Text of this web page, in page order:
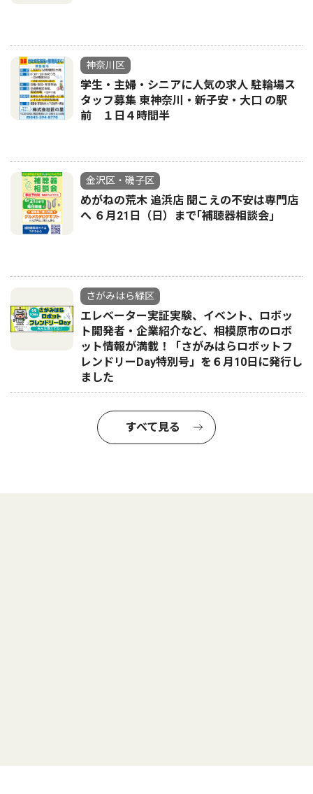
神奈川区
学生・主婦・シニアに人気の求人 駐輪場ス
タッフ募集 東神奈川・新子安・大口 の駅
前 １日４時間半
金沢区・磯子区
めがねの荒木 追浜店 聞こえの不安は専門店
へ ６月21日（日）まで｢補聴器相談会｣
さがみはら緑区
エレベーター実証実験、イベント、ロボッ
ト開発者・企業紹介など、相模原市のロボ
ット情報が満載！「さがみはらロボットフ
レンドリーDay特別号」を６月10日に発行し
ました
すべて見る